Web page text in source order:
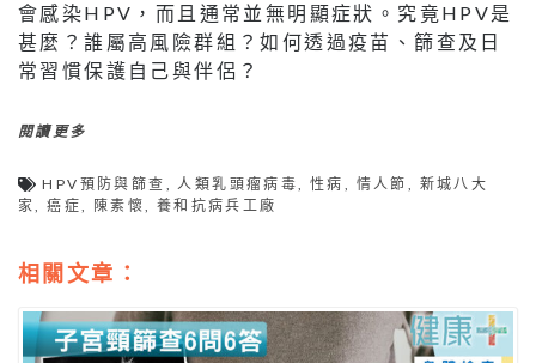
會感染HPV，而且通常並無明顯症狀。究竟HPV是
甚麼？誰屬高風險群組？如何透過疫苗、篩查及日
常習慣保護自己與伴侶？
閱讀更多
HPV預防與篩查 ,人類乳頭瘤病毒,性病 , 情人節 , 新城八大
家,癌症, 陳素懷, 養和抗病兵工廠
相關文章：